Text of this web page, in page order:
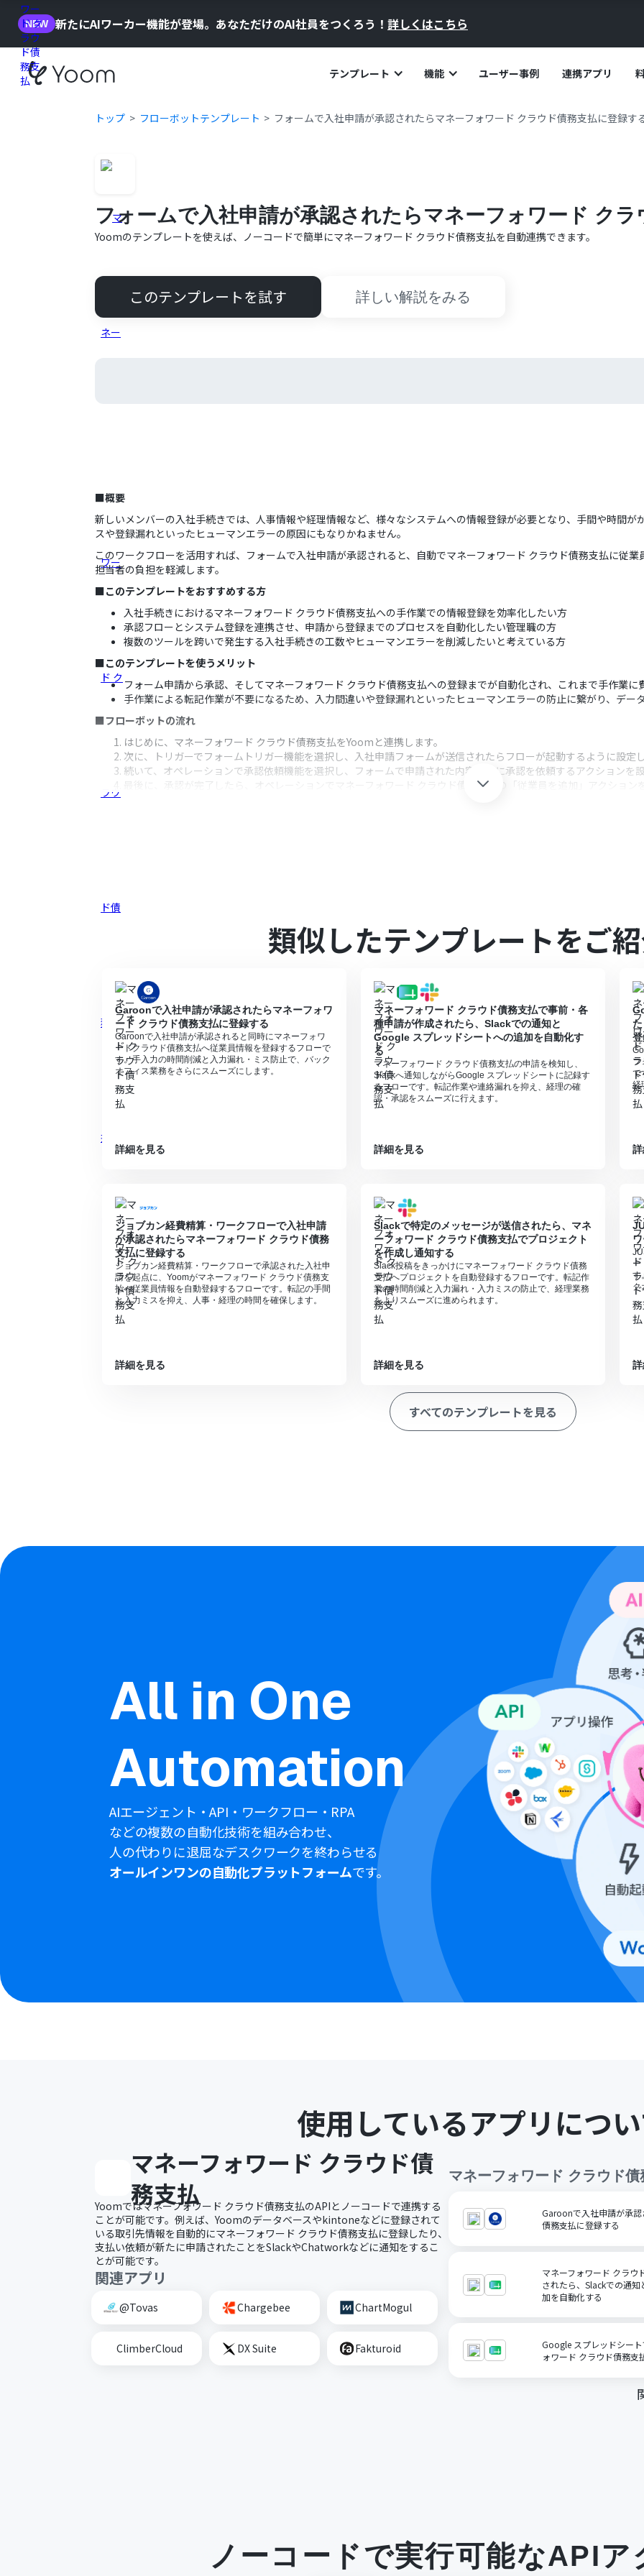
NEW 新たにAIワーカー機能が登場。あなただけのAI社員をつくろう！ 詳しくはこちら
テンプレート 機能 ユーザー事例 連携アプリ
トップ フローボットテンプレート フォームで入社申請が承認されたらマネーフォワード クラウド債務支払に登録す
フォームで入社申請が承認されたらマネーフォワード ク
Yoomのテンプレートを使えば、ノーコードで簡単にマネーフォワード クラウド債務支払を自動連携できます。
このテンプレートを試す 詳しい解説をみる
■概要
新しいメンバーの入社手続きでは、人事情報や経理情報など、様々なシステムへの情報登録が必要となり、手間や時間
スや登録漏れといったヒューマンエラーの原因にもなりかねません。
このワークフローを活用すれば、フォームで入社申請が承認されると、自動でマネーフォワード クラウド債務支払に従
担当者の負担を軽減します。
■このテンプレートをおすすめする方
入社手続きにおけるマネーフォワード クラウド債務支払への手作業での情報登録を効率化したい方
承認フローとシステム登録を連携させ、申請から登録までのプロセスを自動化したい管理職の方
複数のツールを跨いで発生する入社手続きの工数やヒューマンエラーを削減したいと考えている方
■このテンプレートを使うメリット
フォーム申請から承認、そしてマネーフォワード クラウド債務支払への登録までが自動化され、これまで手作業
手作業による転記作業が不要になるため、入力間違いや登録漏れといったヒューマンエラーの防止に繋がり、デー
■フローボットの流れ
はじめに、マネーフォワード クラウド債務支払をYoomと連携します。
次に、トリガーでフォームトリガー機能を選択し、入社申請フォームが送信されたらフローが起動するように設定
続いて、オペレーションで承認依頼機能を選択し、フォームで申請された内容を基に承認を依頼するアクションを
最後に、承認が完了したら、オペレーションでマネーフォワード クラウド債務支払の「従業員を追加」アクショ
マネーフォワード クラウド債務支払とYoomを連携してください。
https://intercom.help/yoom/ja/articles/8031718
類似したテンプレートをご
Garoonで入社申請が承認されたらマネーフォワ
ード クラウド債務支払に登録する
Garoonで入社申請が承認されると同時にマネーフォワ
ードクラウド債務支払へ従業員情報を登録するフローで
す。手入力の時間削減と入力漏れ・ミス防止で、バック
オフィス業務をさらにスムーズにします。
詳細を見る
マネーフォワード クラウド債務支払で事前・各
種申請が作成されたら、Slackでの通知と
Google スプレッドシートへの追加を自動化す
る
マネーフォワード クラウド債務支払の申請を検知し、
Slackへ通知しながらGoogle スプレッドシートに記録す
るフローです。転記作業や連絡漏れを抑え、経理の確
認・承認をスムーズに行えます。
詳細を見る
フ
で
経
ジョブカン経費精算・ワークフローで入社申請
が承認されたらマネーフォワード クラウド債務
支払に登録する
ジョブカン経費精算・ワークフローで承認された入社申
請を起点に、Yoomがマネーフォワード クラウド債務支
払へ従業員情報を自動登録するフローです。転記の手間
と入力ミスを抑え、人事・経理の時間を確保します。
詳細を見る
Slackで特定のメッセージが送信されたら、マネ
ーフォワード クラウド債務支払でプロジェクト
を作成し通知する
Slack投稿をきっかけにマネーフォワード クラウド債務
支払へプロジェクトを自動登録するフローです。転記作
業の時間削減と入力漏れ・入力ミスの防止で、経理業務
をよりスムーズに進められます。
詳細を見る
ー
す
ク
すべてのテンプレートを見る
All in One
Automation
AIエージェント・API・ワークフロー・RPA
などの複数の自動化技術を組み合わせ、
人の代わりに退屈なデスクワークを終わらせる
オールインワンの自動化プラットフォームです。
使用しているアプリにつ
マネーフォワード クラウド債
務支払
Yoomではマネーフォワード クラウド債務支払のAPIとノーコードで連携する
ことが可能です。例えば、Yoomのデータベースやkintoneなどに登録されて
いる取引先情報を自動的にマネーフォワード クラウド債務支払に登録したり、
支払い依頼が新たに申請されたことをSlackやChatworkなどに通知をするこ
とが可能です。
関連アプリ
@Tovas Chargebee ChartMogul
ClimberCloud DX Suite Fakturoid
マネーフォワード クラウド債
Garoonで入社申請が承
債務支払に登録する
マネーフォワード クラウ
されたら、Slackでの通
加を自動化する
Google スプレッドシー
ォワード クラウド債務支
ノーコードで実行可能なAPIア